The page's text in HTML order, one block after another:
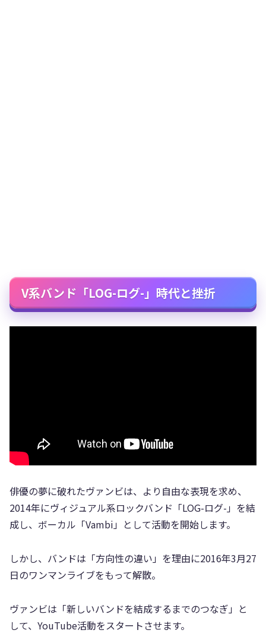
V系バンド「LOG-ログ-」時代と挫折
俳優の夢に破れたヴァンビは、より自由な表現を求め、
2014年にヴィジュアル系ロックバンド「LOG-ログ-」を結
成し、ボーカル「Vambi」として活動を開始します。
しかし、バンドは「方向性の違い」を理由に2016年3月27
日のワンマンライブをもって解散。
ヴァンビは「新しいバンドを結成するまでのつなぎ」と
して、YouTube活動をスタートさせます。